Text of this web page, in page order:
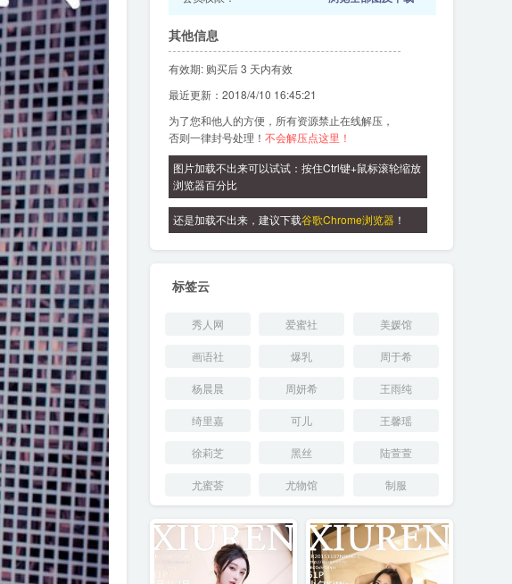
其他信息
有效期: 购买后 3 天内有效
最近更新：2018/4/10 16:45:21
为了您和他人的方便，所有资源禁止在线解压，
否则一律封号处理！ 不会解压点这里！
图片加载不出来可以试试：按住Ctrl键+鼠标滚轮缩放
浏览器百分比
还是加载不出来，建议下载谷歌Chrome浏览器 ！
标签云
秀人网 爱蜜社 美媛馆
画语社 爆乳 周于希
杨晨晨 周妍希 王雨纯
绮里嘉 可儿 王馨瑶
徐莉芝 黑丝 陆萱萱
尤蜜荟 尤物馆 制服